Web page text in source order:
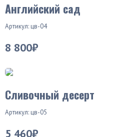
Английский сад
Артикул: цв-04
8 800₽
Сливочный десерт
Артикул: цв-05
5 460₽